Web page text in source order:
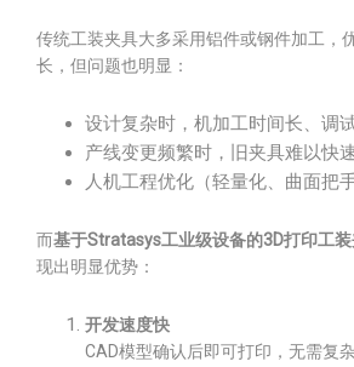
传统工装夹具大多采用铝件或钢件加工，
长，但问题也明显：
设计复杂时，机加工时间长、调
产线变更频繁时，旧夹具难以快
人机工程优化（轻量化、曲面把
而基于Stratasys工业级设备的3D打印工
现出明显优势：
开发速度快
CAD模型确认后即可打印，无需复